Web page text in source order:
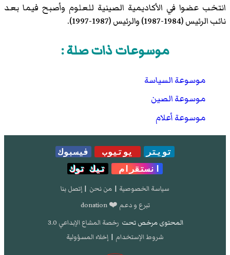
انتخب عضوا في الأكاديمية الصينية للعلوم وأصبح فيما بعد
نائب الرئيس (1984-1987) والرئيس (1987-1997).
موسوعات ذات صلة :
موسوعة السياسة
موسوعة الصين
موسوعة أعلام
تويتر يوتيوب
فيسبوك
انستقرام
تيك توك
سياسة الخصوصية | من نحن | إتصل بنا
تبرع و دعم ❤️ donation
المحتوى مرخص تحت رخصة المشاع الإبداعي 3.0
شروط الإستخدام | إخلاء المسؤولية